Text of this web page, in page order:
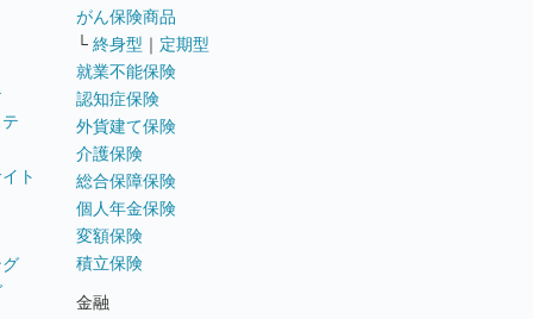
ト
がん保険商品
└ 終身型 ｜ 定期型
就業不能保険
認知症保険
外貨建て保険
介護保険
総合保障保険
個人年金保険
変額保険
積立保険
金融